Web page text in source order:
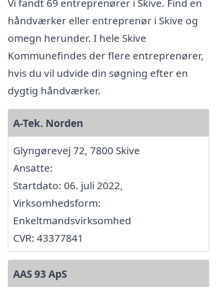
Vi fandt 69 entreprenører i Skive. Find en
håndværker eller entreprenør i Skive og
omegn herunder. I hele Skive
Kommunefindes der flere entreprenører,
hvis du vil udvide din søgning efter en
dygtig håndværker.
A-Tek. Norden
Glyngørevej 72, 7800 Skive
Ansatte:
Startdato: 06. juli 2022,
Virksomhedsform:
Enkeltmandsvirksomhed
CVR: 43377841
AAS 93 ApS